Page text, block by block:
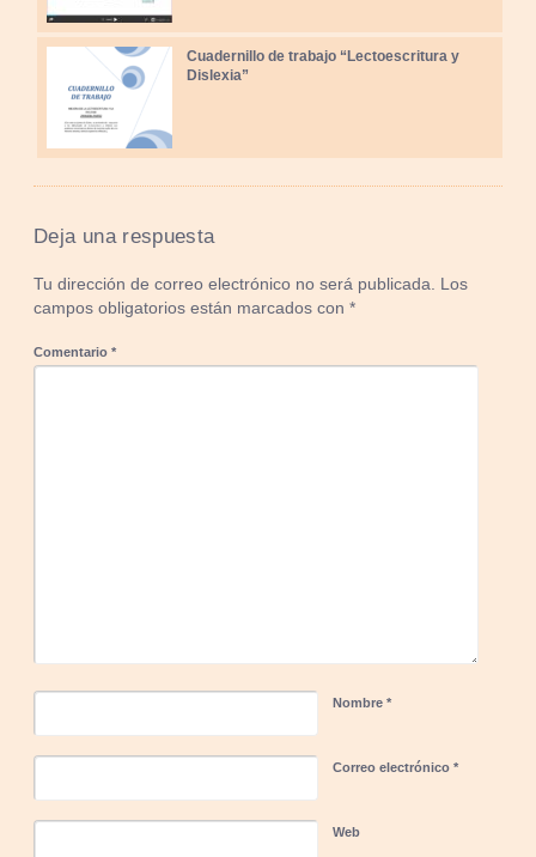
Cuadernillo de trabajo “Lectoescritura y
Dislexia”
Deja una respuesta
Tu dirección de correo electrónico no será publicada. Los
campos obligatorios están marcados con*
Comentario*
Nombre*
Correo electrónico*
Web